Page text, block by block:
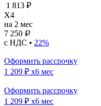
1 813 ₽
X4
на 2 мес
7 250 Р
с НДС • 22%
Оформить рассрочку
1 209 ₽ x6 мес
Оформить рассрочку
1 209 ₽ x6 мес